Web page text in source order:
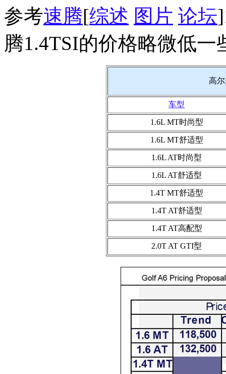
参考速腾[综述 图片 论坛
腾1.4TSI的价格略微低一
高
车型
1.6L MT时尚型
1.6L MT舒适型
1.6L AT时尚型
1.6L AT舒适型
1.4T MT舒适型
1.4T AT舒适型
1.4T AT高配型
2.0T AT GTI型